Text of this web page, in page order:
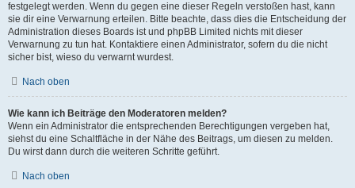
festgelegt werden. Wenn du gegen eine dieser Regeln verstoßen hast, kann
sie dir eine Verwarnung erteilen. Bitte beachte, dass dies die Entscheidung der
Administration dieses Boards ist und phpBB Limited nichts mit dieser
Verwarnung zu tun hat. Kontaktiere einen Administrator, sofern du die nicht
sicher bist, wieso du verwarnt wurdest.
Nach oben
Wie kann ich Beiträge den Moderatoren melden?
Wenn ein Administrator die entsprechenden Berechtigungen vergeben hat,
siehst du eine Schaltfläche in der Nähe des Beitrags, um diesen zu melden.
Du wirst dann durch die weiteren Schritte geführt.
Nach oben